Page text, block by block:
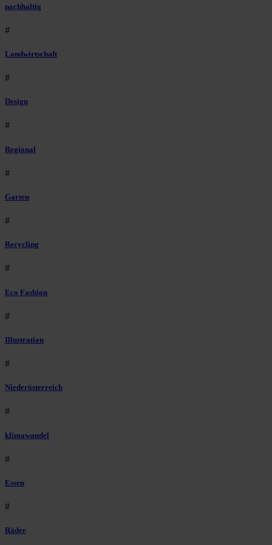
nachhaltig
#
Landwirtschaft
#
Design
#
Regional
#
Garten
#
Recycling
#
Eco Fashion
#
Illustration
#
Niederösterreich
#
klimawandel
#
Essen
#
Räder